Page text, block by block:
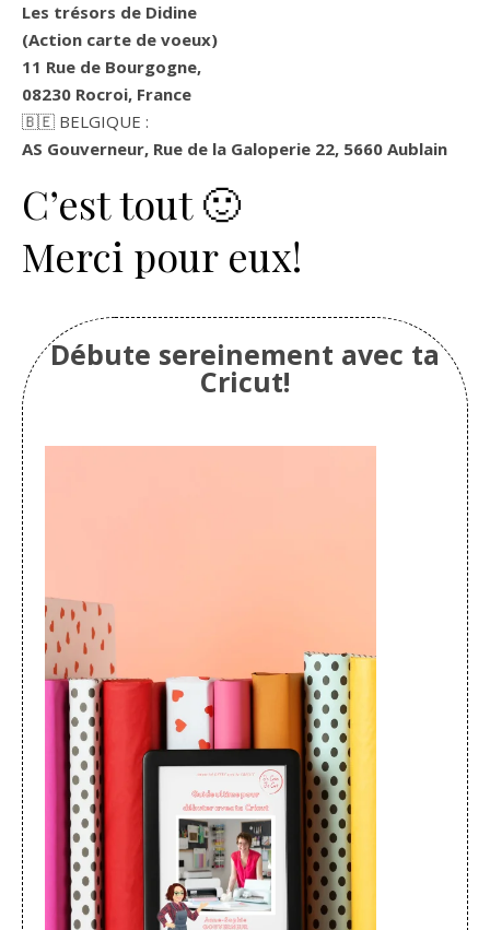
Les trésors de Didine
(Action carte de voeux)
11 Rue de Bourgogne,
08230 Rocroi, France
🇧🇪 BELGIQUE :
AS Gouverneur, Rue de la Galoperie 22, 5660 Aublain
C’est tout 🙂
Merci pour eux!
Débute sereinement avec ta
Cricut!